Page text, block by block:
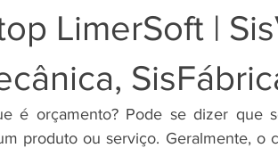
LimerSoft |
é orçamento? Pode se dizer que
produto ou serviço. Geralmente, o